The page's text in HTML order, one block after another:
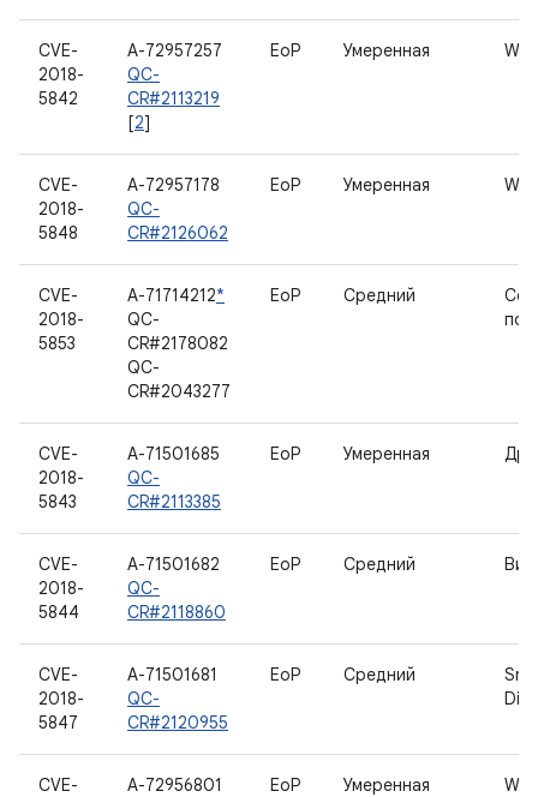
CVE-
2018-
5842
A-72957257
QC-
CR#2113219
[2]
EoP Умеренная
CVE-
2018-
5848
A-72957178
QC-
CR#2126062
EoP Умеренная
CVE-
2018-
5853
A-71714212*
QC-
CR#2178082
QC-
CR#2043277
EoP Средний
CVE-
2018-
5843
A-71501685
QC-
CR#2113385
EoP Умеренная
CVE-
2018-
5844
A-71501682
QC-
CR#2118860
EoP Средний
CVE-
2018-
5847
A-71501681
QC-
CR#2120955
EoP Средний
CVE-
A-72956801
EoP Умеренная